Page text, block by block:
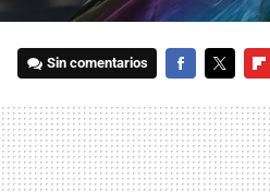
Sin comentarios